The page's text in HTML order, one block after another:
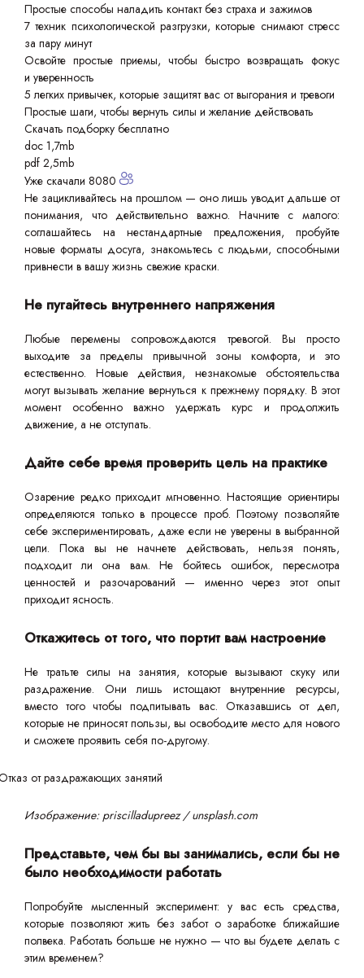
Простые способы наладить контакт без страха и зажимов
7 техник психологической разгрузки, которые снимают стресс
за пару минут
Освойте простые приемы, чтобы быстро возвращать фокус
и уверенность
5 легких привычек, которые защитят вас от выгорания и тревоги
Простые шаги, чтобы вернуть силы и желание действовать
Скачать подборку бесплатно
doc 1,7mb
pdf 2,5mb
Уже скачали 8080
Не зацикливайтесь на прошлом — оно лишь уводит дальше от
понимания, что действительно важно. Начните с малого:
соглашайтесь на нестандартные предложения, пробуйте
новые форматы досуга, знакомьтесь с людьми, способными
привнести в вашу жизнь свежие краски.
Не пугайтесь внутреннего напряжения
Любые перемены сопровождаются тревогой. Вы просто
выходите за пределы привычной зоны комфорта, и это
естественно. Новые действия, незнакомые обстоятельства
могут вызывать желание вернуться к прежнему порядку. В этот
момент особенно важно удержать курс и продолжить
движение, а не отступать.
Дайте себе время проверить цель на практике
Озарение редко приходит мгновенно. Настоящие ориентиры
определяются только в процессе проб. Поэтому позволяйте
себе экспериментировать, даже если не уверены в выбранной
цели. Пока вы не начнете действовать, нельзя понять,
подходит ли она вам. Не бойтесь ошибок, пересмотра
ценностей и разочарований — именно через этот опыт
приходит ясность.
Откажитесь от того, что портит вам настроение
Не тратьте силы на занятия, которые вызывают скуку или
раздражение. Они лишь истощают внутренние ресурсы,
вместо того чтобы подпитывать вас. Отказавшись от дел,
которые не приносят пользы, вы освободите место для нового
и сможете проявить себя по-другому.
Изображение: priscilladupreez / unsplash.com
Представьте, чем бы вы занимались, если бы не
было необходимости работать
Попробуйте мысленный эксперимент: у вас есть средства,
которые позволяют жить без забот о заработке ближайшие
полвека. Работать больше не нужно — что вы будете делать с
этим временем?